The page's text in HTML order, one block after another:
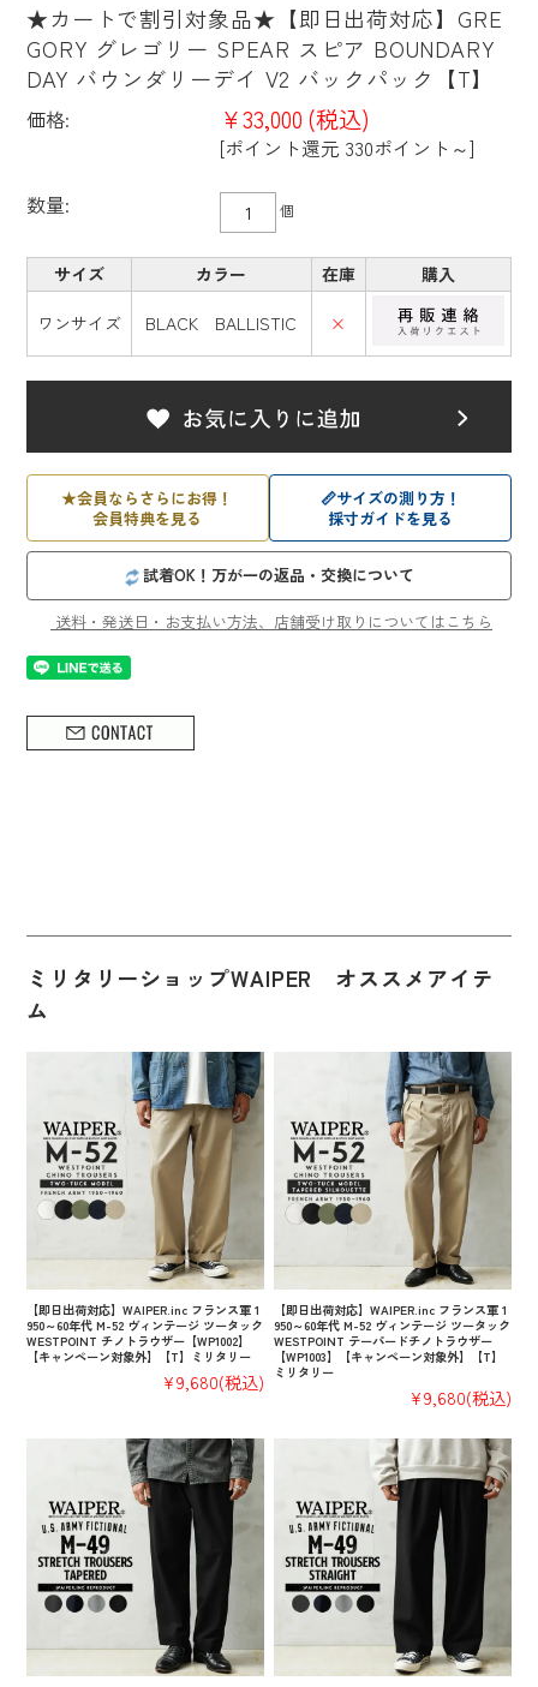
★カートで割引対象品★【即日出荷対応】GRE
GORY グレゴリー SPEAR スピア BOUNDARY
DAY バウンダリーデイ V2 バックパック【T】
価格: ¥33,000 (税込)
[ポイント還元 330ポイント～]
数量:
個
サイズ カラー 在庫 購入
ワンサイズ BLACK BALLISTIC ×
★会員ならさらにお得！
会員特典を見る
📏サイズの測り方！
採寸ガイドを見る
試着OK！万が一の返品・交換について
送料・発送日・お支払い方法、店舗受け取りについてはこちら
ミリタリーショップWAIPER オススメアイテ
ム
【即日出荷対応】WAIPER.inc フランス軍 1
950～60年代 M-52 ヴィンテージ ツータック
WESTPOINT チノトラウザー【WP1002】
【キャンペーン対象外】【T】ミリタリー
¥9,680(税込)
【即日出荷対応】WAIPER.inc フランス軍 1
950～60年代 M-52 ヴィンテージ ツータック
WESTPOINT テーパードチノトラウザー
【WP1003】【キャンペーン対象外】【T】
ミリタリー
¥9,680(税込)